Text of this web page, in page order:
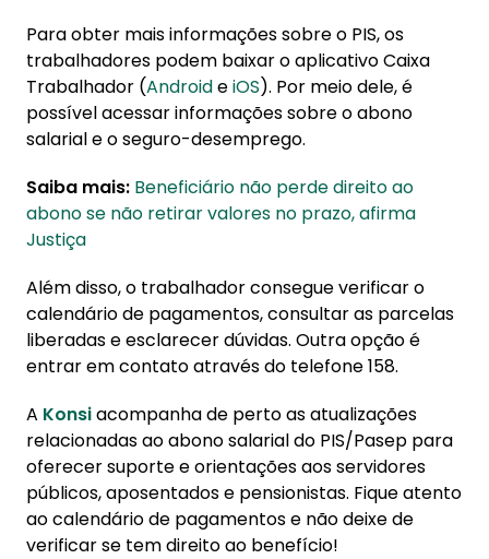
Para obter mais informações sobre o PIS, os
trabalhadores podem baixar o aplicativo Caixa
Trabalhador (AndroideiOS). Por meio dele, é
possível acessar informações sobre o abono
salarial e o seguro-desemprego.
Saiba mais: Beneficiário não perde direito ao
abono se não retirar valores no prazo, afirma
Justiça
Além disso, o trabalhador consegue verificar o
calendário de pagamentos, consultar as parcelas
liberadas e esclarecer dúvidas. Outra opção é
entrar em contato através do telefone 158.
A Konsiacompanha de perto as atualizações
relacionadas ao abono salarial do PIS/Pasep para
oferecer suporte e orientações aos servidores
públicos, aposentados e pensionistas. Fique atento
ao calendário de pagamentos e não deixe de
verificar se tem direito ao benefício!